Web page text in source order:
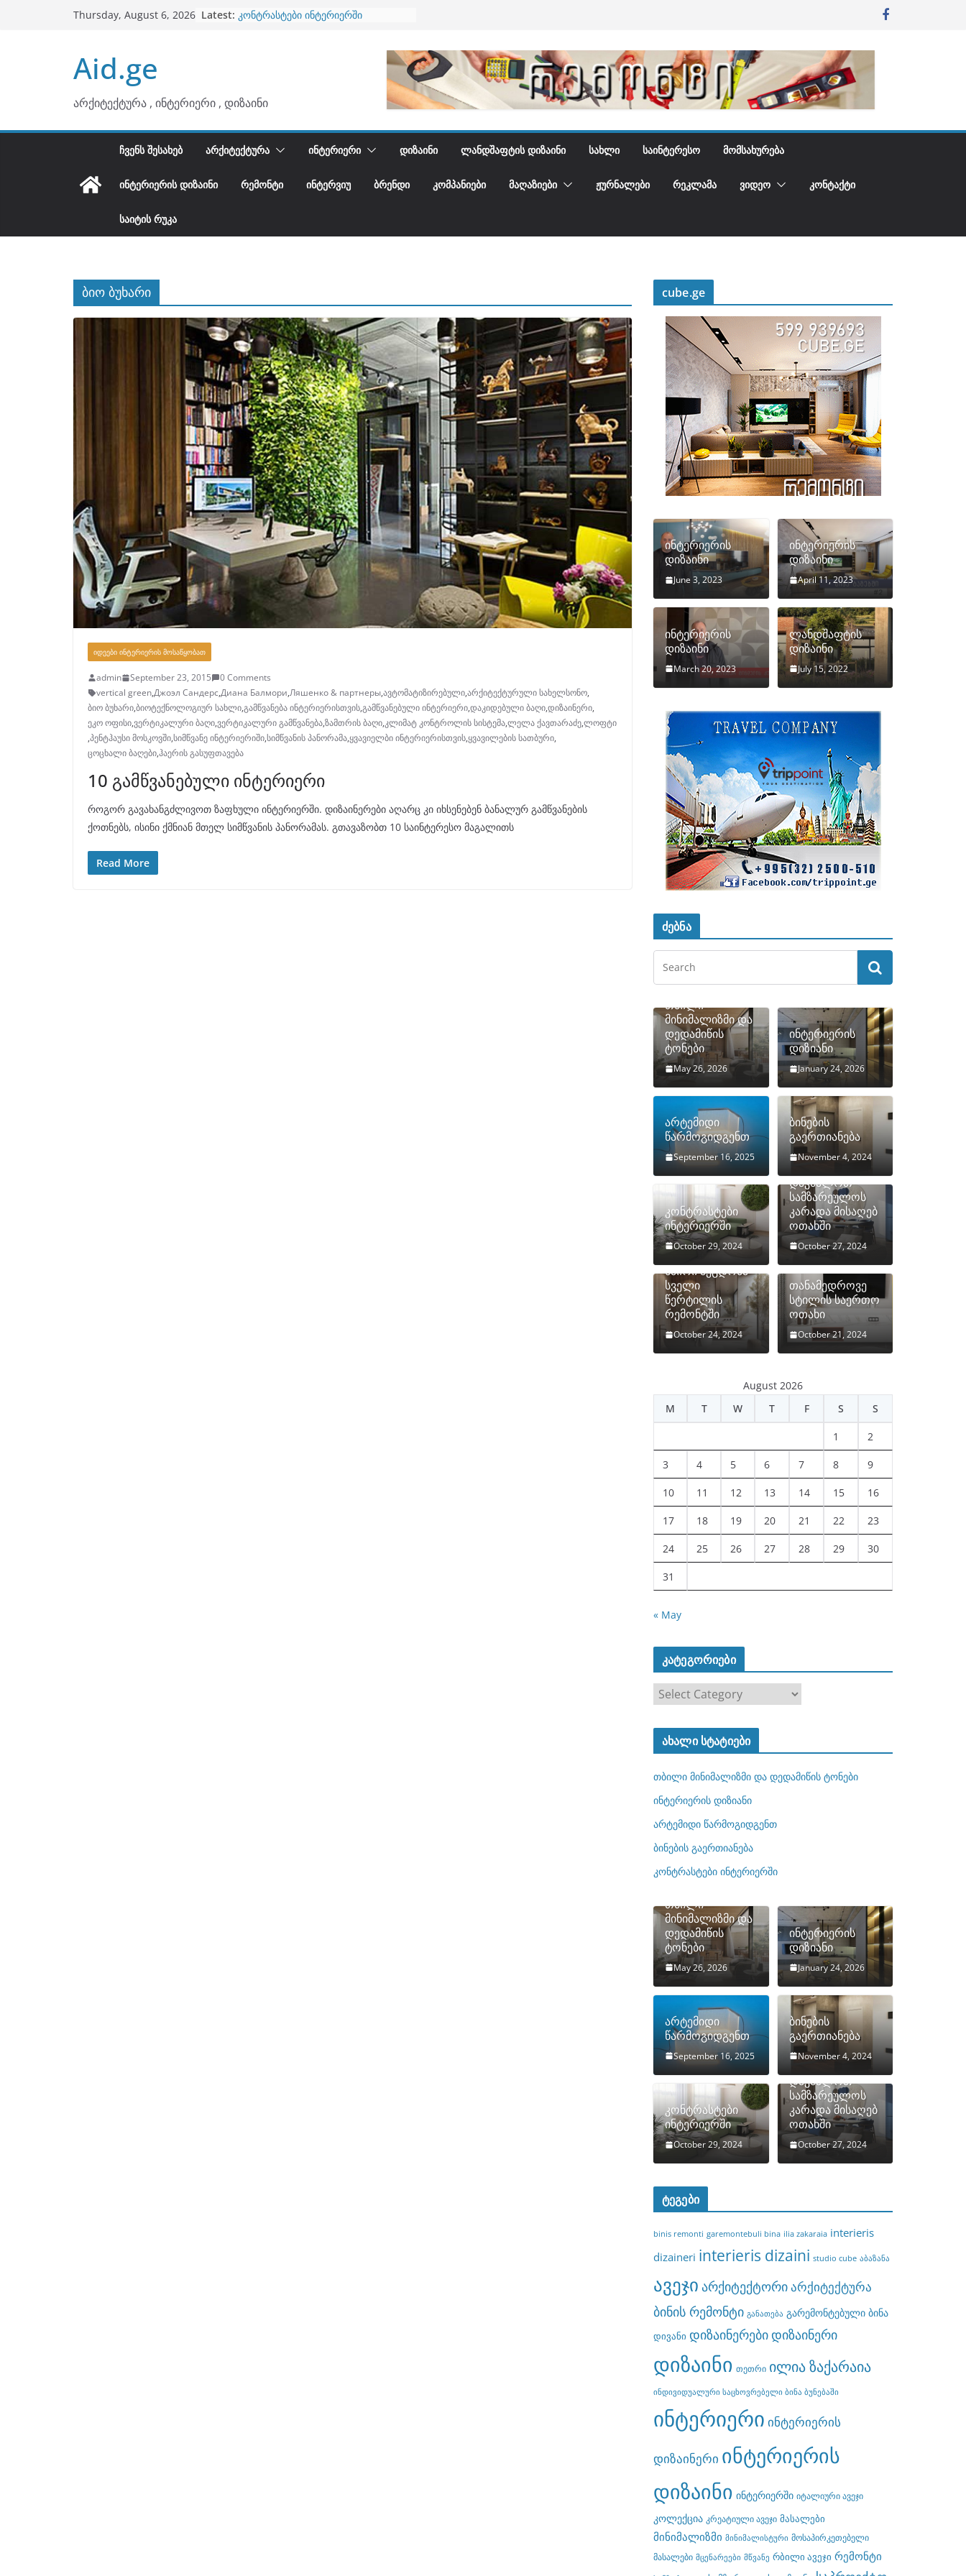
Thursday, August 6, 2026 Latest: კონტრასტები ინტერიერში
Aid.ge
არქიტექტურა , ინტერიერი , დიზაინი
ᲩᲕᲔᲜᲡ ᲨᲔᲡᲐᲮᲔᲑ ᲐᲠᲥᲘᲢᲔᲥᲢᲣᲠᲐ ᲘᲜᲢᲔᲠᲘᲔᲠᲘ ᲓᲘᲖᲐᲘᲜᲘ ᲚᲐᲜᲓᲨᲐᲤᲢᲘᲡ ᲓᲘᲖᲐᲘᲜᲘ ᲡᲐᲮᲚᲘ ᲡᲐᲘᲜᲢᲔᲠᲔᲡᲝ ᲛᲝᲛᲡᲐᲮᲣᲠᲔᲑᲐ
ᲘᲜᲢᲔᲠᲘᲔᲠᲘᲡ ᲓᲘᲖᲐᲘᲜᲘ ᲠᲔᲛᲝᲜᲢᲘ ᲘᲜᲢᲔᲠᲕᲘᲣ ᲑᲠᲔᲜᲓᲘ ᲙᲝᲛᲞᲐᲜᲘᲔᲑᲘ ᲛᲐᲦᲐᲖᲘᲔᲑᲘ ᲟᲣᲠᲜᲐᲚᲔᲑᲘ ᲠᲔᲙᲚᲐᲛᲐ ᲕᲘᲓᲔᲝ ᲙᲝᲜᲢᲐᲥᲢᲘ
ᲡᲐᲘᲢᲘᲡ ᲠᲣᲙᲐ
ბიო ბუხარი
ᲘᲓᲔᲔᲑᲘ ᲘᲜᲢᲔᲠᲘᲔᲠᲘᲡ ᲛᲝᲡᲐᲬᲧᲝᲑᲐᲗ
admin September 23, 2015
0 Comments
vertical green,Джоэл Сандерс,Диана Балмори,Ляшенко & партнеры,ავტომატიზირებული,არქიტექტურული სახელსონო,
ბიო ბუხარი,ბიოტექნოლოგიურ სახლი,გამწვანება ინტერიერისთვის,გამწვანებული ინტერიერი,დაკიდებული ბაღი,დიზაინერი,
ეკო ოფისი,ვერტიკალური ბაღი,ვერტიკალური გამწვანება,ზამთრის ბაღი,კლიმატ კონტროლის სისტემა,ლელა ქავთარაძე,ლოფტი
,პენტჰაუსი მოსკოვში,სიმწვანე ინტერიერიში,სიმწვანის პანორამა,ყვავიელბი ინტერიერისთვის,ყვავილების სათბური,
ცოცხალი ბაღები,ჰაერის გასუფთავება
10 გამწვანებული ინტერიერი
როგორ გავახანგძლივოთ ზაფხული ინტერიერში. დიზაინერები აღარც კი იხსენებენ ბანალურ გამწვანების
ქოთნებს, ისინი ქმნიან მთელ სიმწვანის პანორამას. გთავაზობთ 10 საინტერესო მაგალითს
Read More
cube.ge
ინტერიერის
დიზაინი
June 3, 2023
ინტერიერის
დიზაინი
April 11, 2023
ინტერიერის
დიზაინი
March 20, 2023
ლანდშაფტის
დიზაინი
July 15, 2022
ძებნა
თბილი
მინიმალიზმი და
დედამიწის
ტონები
May 26, 2026
ინტერიერის
დიზიანი
January 24, 2026
არტემიდი
წარმოგიდგენთ
September 16, 2025
ბინების
გაერთიანება
November 4, 2024
კონტრასტები
ინტერიერში
October 29, 2024
როგორ
დავმალოთ
სამზარეულოს
კარადა მისაღებ
ოთახში
October 27, 2024
ხშირი შეცდომა
სველი
წერტილის
რემონტში
October 24, 2024
თანამედროვე
სტილის საერთო
ოთახი
October 21, 2024
August 2026
M
T W T F S S
1 2
3 4 5 6 7 8 9
10 11 12 13 14 15 16
17 18 19 20 21 22 23
24 25 26 27 28 29 30
31
« May
კატეგორიები
ტ
ო
რ
ბ
ი
ახალი სტატიები
თბილი მინიმალიზმი და დედამიწის ტონები
ინტერიერის დიზიანი
არტემიდი წარმოგიდგენთ
ბინების გაერთიანება
კონტრასტები ინტერიერში
თბილი
მინიმალიზმი და
დედამიწის
ტონები
May 26, 2026
ინტერიერის
დიზიანი
January 24, 2026
არტემიდი
წარმოგიდგენთ
September 16, 2025
ბინების
გაერთიანება
November 4, 2024
კონტრასტები
ინტერიერში
October 29, 2024
როგორ
დავმალოთ
სამზარეულოს
კარადა მისაღებ
ოთახში
October 27, 2024
ტეგები
binis remonti garemontebuli bina ilia zakaraia interieris
dizaineri interieris dizaini studio cube აბაზანა
ავეჯი არქიტექტორიარქიტექტურა
ბინის რემონტი განათება გარემონტებული ბინა
დივანი დიზაინერებიდიზაინერი
დიზაინი თეთრი ილია ზაქარაია
ინდივიდუალური საცხოვრებელი ბინა ბუნებაში
ინტერიერი ინტერიერის
დიზაინერი ინტერიერის
დიზაინი ინტერიერში იტალიური ავეჯი
კოლექცია კრეატიული ავეჯი მასალები
მინიმალიზმი მინიმალისტური მოსაპირკეთებელი
მასალები მცენარეები მწვანე რბილი ავეჯი რემონტი